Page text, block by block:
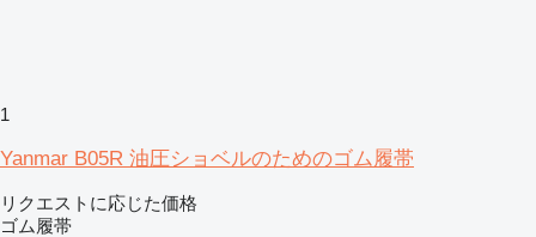
1
Yanmar B05R 油圧ショベルのためのゴム履帯
リクエストに応じた価格
ゴム履帯